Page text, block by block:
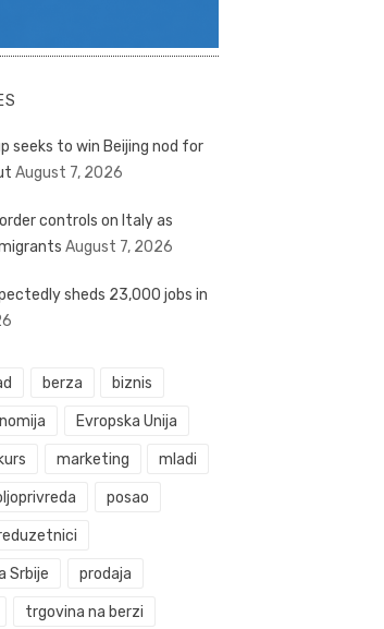
seeks to win Beijing nod for
August 7, 2026
controls on Italy as
August 7, 2026
sheds 23,000 jobs in
berza biznis
Evropska Unija
marketing mladi
posao
Srbije prodaja
trgovina na berzi